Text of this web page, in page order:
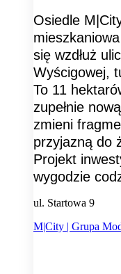
Osiedle
się wzdłuż
Wyścigowej,
To 11
zupełnie
zmieni
przyjazną do
Projekt
wygodzie
ul. Startowa 9
M|City | Grupa